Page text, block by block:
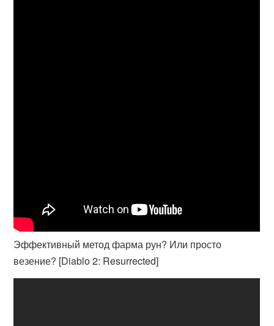
Эффективный метод фарма рун? Или просто
везение? [Diablo 2: Resurrected]